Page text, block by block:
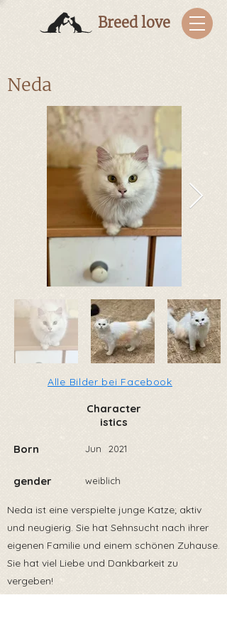
Breed love
Neda
Alle Bilder bei Facebook
Character
istics
Born
gender
Jun 2021
weiblich
Neda ist eine verspielte junge Katze; aktiv
und neugierig. Sie hat Sehnsucht nach ihrer
eigenen Familie und einem schönen Zuhause.
Sie hat viel Liebe und Dankbarkeit zu
vergeben!
Wunschzuhause : Neda möchte als reine